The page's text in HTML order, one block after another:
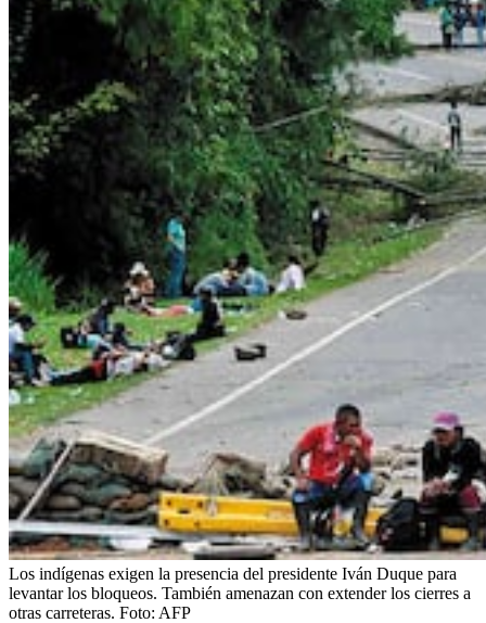
Los indígenas exigen la presencia del presidente Iván Duque para
levantar los bloqueos. También amenazan con extender los cierres a
otras carreteras. Foto: AFP